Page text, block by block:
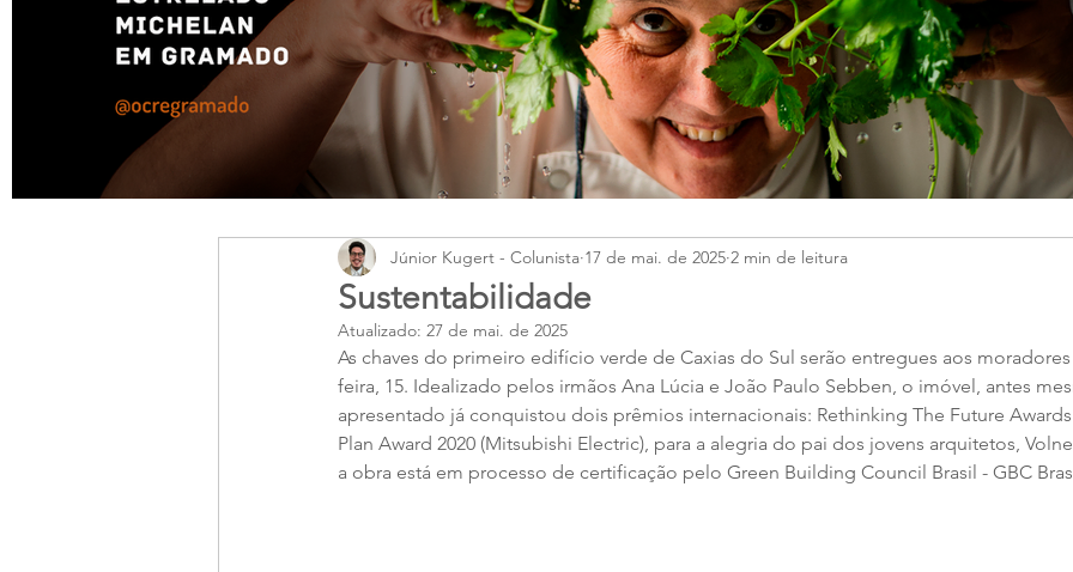
Sustentabilidade
Júnior Kugert - Colunista 17 de mai. de 2025 2 min de leitura
Atualizado: 27 de mai. de 2025
As chaves do primeiro edifício verde de Caxias do Sul serão entregues aos
feira, 15. Idealizado pelos irmãos Ana Lúcia e João Paulo Sebben, o imóvel, antes
apresentado já conquistou dois prêmios internacionais: Rethinking The Future Awards
Plan Award 2020 (Mitsubishi Electric), para a alegria do pai dos jovens arquitetos,
a obra está em processo de certificação pelo Green Building Council Brasil - GBC